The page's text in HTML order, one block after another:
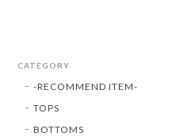
CATEGORY
-RECOMMEND ITEM-
TOPS
BOTTOMS